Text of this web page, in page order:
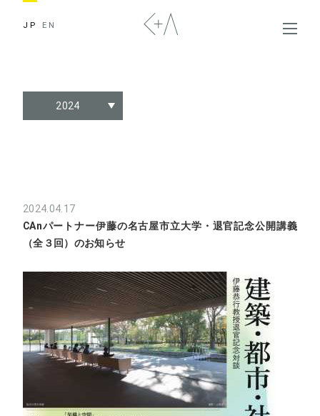
JP EN
2024
2024.04.17
CAnパートナー伊藤の名古屋市立大学・退官記念公開講義
（全３回）のお知らせ